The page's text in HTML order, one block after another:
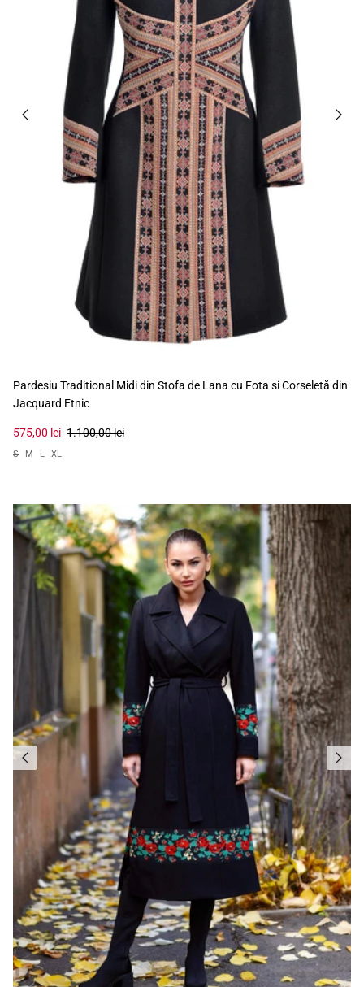
Pardesiu Traditional Midi din Stofa de Lana cu Fota si Corseletă din
Jacquard Etnic
575,00 lei 1.100,00 lei
S M L XL